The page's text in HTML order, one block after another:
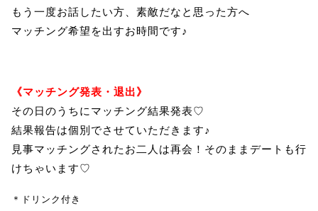
もう一度お話したい方、素敵だなと思った方へ
マッチング希望を出すお時間です♪
《マッチング発表・退出》
その日のうちにマッチング結果発表♡
結果報告は個別でさせていただきます♪
見事マッチングされたお二人は再会！そのままデートも行
けちゃいます♡
＊ドリンク付き